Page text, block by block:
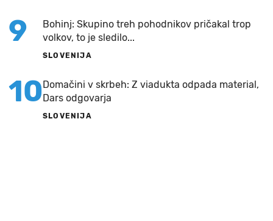
9
Bohinj: Skupino treh pohodnikov pričakal trop
volkov, to je sledilo...
SLOVENIJA
10Domačini v skrbeh: Z viadukta odpada material,
Dars odgovarja
SLOVENIJA